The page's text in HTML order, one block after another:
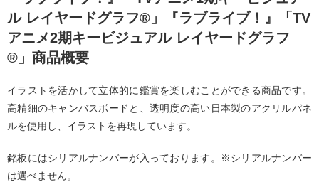
ル レイヤードグラフ®」『ラブライブ！』「TV
アニメ2期キービジュアル レイヤードグラフ
®」商品概要
イラストを活かして立体的に鑑賞を楽しむことができる商品です。
高精細のキャンバスボードと、透明度の高い日本製のアクリルパネ
ルを使用し、イラストを再現しています。
銘板にはシリアルナンバーが入っております。※シリアルナンバー
は選べません。